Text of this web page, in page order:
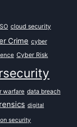
cloud security
Crime cyber
Cyber Risk
warfare data breach
digital
security